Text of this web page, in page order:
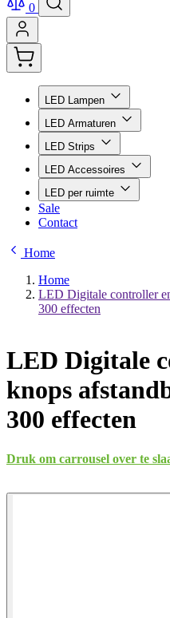
0
LED Lampen
LED Armaturen
LED Strips
LED Accessoires
LED per ruimte
Sale
Contact
Home
Home
LED Digitale controller
300 effecten
LED Digitale
knops
300 effecten
Druk om carrousel over te